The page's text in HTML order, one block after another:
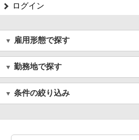
ログイン
雇用形態で探す
勤務地で探す
条件の絞り込み